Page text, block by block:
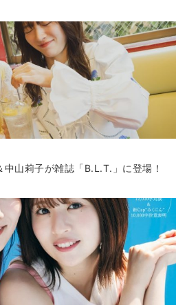
山莉子が雑誌「B.L.T.」に登場！